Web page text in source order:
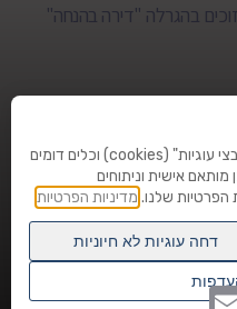
בהגרלה "דירה בהנחה"
סיטי יהפוך למגדל מגורים:
במגדיאל
טרגדיה בצהרי היום: בן 80 נהרג על מעבר
לידיעתכם, באתר זה נעשה שימוש ב"קבצי עוגיות" (cookies) וכלים דומים
מותאם אישית וניתוחים
הפרטיות שלנו. מדיניות הפרטיות
דחה עוגיות לא חיוניות